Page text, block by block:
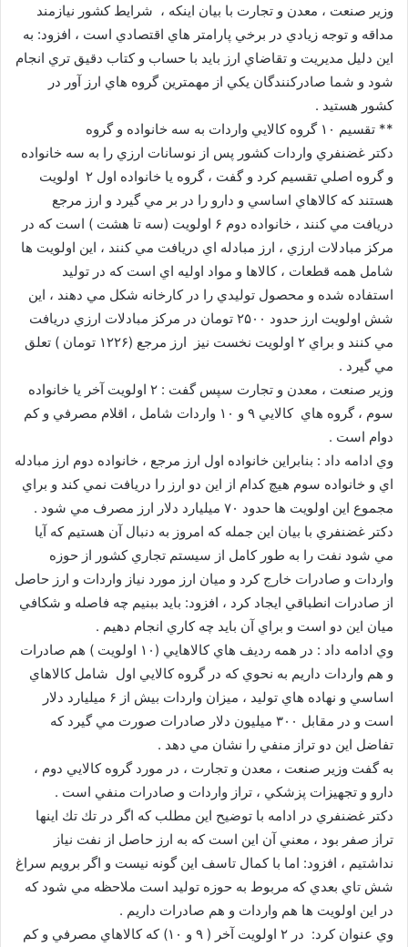
وزير صنعت ، معدن و تجارت با بيان اينكه ، شرايط كشور نيازمند
مداقه و توجه زيادي در برخي پارامتر هاي اقتصادي است ، افزود: به
اين دليل مديريت و تقاضاي ارز بايد با حساب و كتاب دقيق تري انجام
شود و شما صادركنندگان يكي از مهمترين گروه هاي ارز آور در
كشور هستيد .
** تقسيم ۱۰ گروه كالايي واردات به سه خانواده و گروه
دكتر غضنفري واردات كشور پس از نوسانات ارزي را به سه خانواده
و گروه اصلي تقسيم كرد و گفت ، گروه يا خانواده اول ۲ اولويت
هستند كه كالاهاي اساسي و دارو را در بر مي گيرد و ارز مرجع
دريافت مي كنند ، خانواده دوم ۶ اولويت (سه تا هشت ) است كه در
مركز مبادلات ارزي ، ارز مبادله اي دريافت مي كنند ، اين اولويت ها
شامل همه قطعات ، كالاها و مواد اوليه اي است كه در توليد
استفاده شده و محصول توليدي را در كارخانه شكل مي دهند ، اين
شش اولويت ارز حدود ۲۵۰۰ تومان در مركز مبادلات ارزي دريافت
مي كنند و براي ۲ اولويت نخست نيز ارز مرجع (۱۲۲۶ تومان ) تعلق
مي گيرد .
وزير صنعت ، معدن و تجارت سپس گفت : ۲ اولويت آخر يا خانواده
سوم ، گروه هاي كالايي ۹ و ۱۰ واردات شامل ، اقلام مصرفي و كم
دوام است .
وي ادامه داد : بنابراين خانواده اول ارز مرجع ، خانواده دوم ارز مبادله
اي و خانواده سوم هيچ كدام از اين دو ارز را دريافت نمي كند و براي
مجموع اين اولويت ها حدود ۷۰ ميليارد دلار ارز مصرف مي شود .
دكتر غضنفري با بيان اين جمله كه امروز به دنبال آن هستيم كه آيا
مي شود نفت را به طور كامل از سيستم تجاري كشور از حوزه
واردات و صادرات خارج كرد و ميان ارز مورد نياز واردات و ارز حاصل
از صادرات انطباقي ايجاد كرد ، افزود: بايد ببنيم چه فاصله و شكافي
ميان اين دو است و براي آن بايد چه كاري انجام دهيم .
وي ادامه داد : در همه رديف هاي كالاهايي (۱۰ اولويت ) هم صادرات
و هم واردات داريم به نحوي كه در گروه كالايي اول شامل كالاهاي
اساسي و نهاده هاي توليد ، ميزان واردات بيش از ۶ ميليارد دلار
است و در مقابل ۳۰۰ ميليون دلار صادرات صورت مي گيرد كه
تفاضل اين دو تراز منفي را نشان مي دهد .
به گفت وزير صنعت ، معدن و تجارت ، در مورد گروه كالايي دوم ،
دارو و تجهيزات پزشكي ، تراز واردات و صادرات منفي است .
دكتر غضنفري در ادامه با توضيح اين مطلب كه اگر در تك تك اينها
تراز صفر بود ، معني آن اين است كه به ارز حاصل از نفت نياز
نداشتيم ، افزود: اما با كمال تاسف اين گونه نيست و اگر برويم سراغ
شش تاي بعدي كه مربوط به حوزه توليد است ملاحظه مي شود كه
در اين اولويت ها هم واردات و هم صادرات داريم .
وي عنوان كرد: در ۲ اولويت آخر ( ۹ و ۱۰) كه كالاهاي مصرفي و كم